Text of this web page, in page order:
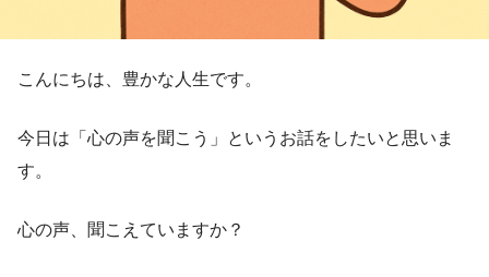
こんにちは、豊かな人生です。
今日は「心の声を聞こう」というお話をしたいと思いま
す。
心の声、聞こえていますか？